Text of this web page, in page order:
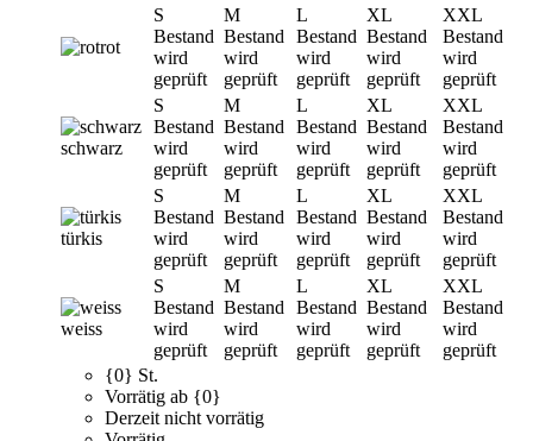
rot
S
Bestand
wird
geprüft
M
Bestand
wird
geprüft
L
Bestand
wird
geprüft
XL
Bestand
wird
geprüft
XXL
Bestand
wird
geprüft
schwarz
S
Bestand
wird
geprüft
M
Bestand
wird
geprüft
L
Bestand
wird
geprüft
XL
Bestand
wird
geprüft
XXL
Bestand
wird
geprüft
türkis
S
Bestand
wird
geprüft
M
Bestand
wird
geprüft
L
Bestand
wird
geprüft
XL
Bestand
wird
geprüft
XXL
Bestand
wird
geprüft
weiss
S
Bestand
wird
geprüft
M
Bestand
wird
geprüft
L
Bestand
wird
geprüft
XL
Bestand
wird
geprüft
XXL
Bestand
wird
geprüft
{0} St.
Vorrätig ab {0}
Derzeit nicht vorrätig